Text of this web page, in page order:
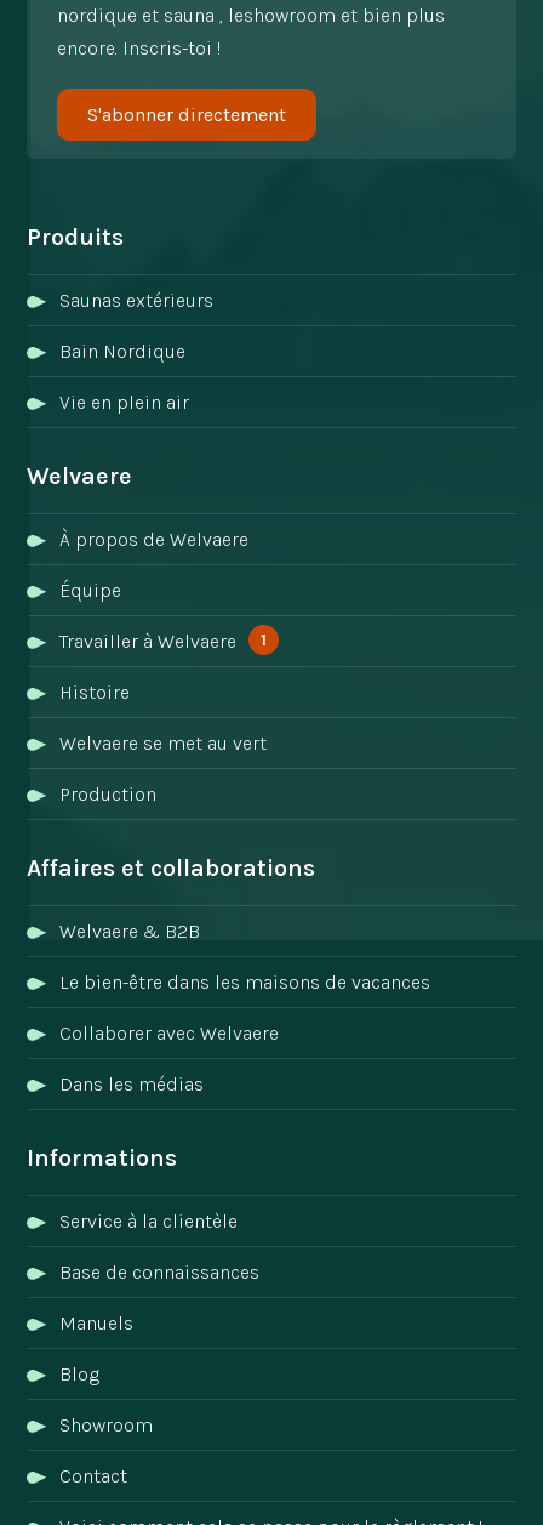
nordique et sauna , leshowroom et bien plus
encore. Inscris-toi !
S'abonner directement
Produits
Saunas extérieurs
Bain Nordique
Vie en plein air
Welvaere
À propos de Welvaere
Équipe
Travailler à Welvaere 1
Histoire
Welvaere se met au vert
Production
Affaires et collaborations
Welvaere & B2B
Le bien-être dans les maisons de vacances
Collaborer avec Welvaere
Dans les médias
Informations
Service à la clientèle
Base de connaissances
Manuels
Blog
Showroom
Contact